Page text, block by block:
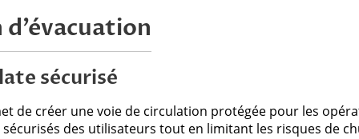
sécurisé
de créer une voie de circulation protégée pour les
des utilisateurs tout en limitant les risques de